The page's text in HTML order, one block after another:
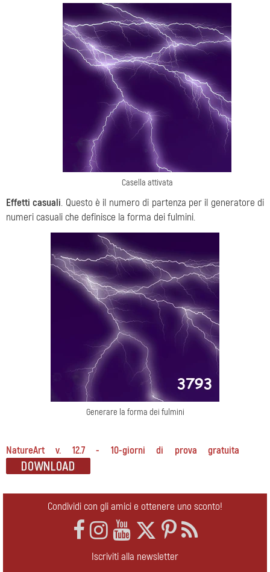
Casella attivata
Effetti casuali. Questo è il numero di partenza per il generatore di
numeri casuali che definisce la forma dei fulmini.
Generare la forma dei fulmini
NatureArt v. 12.7 - 10-giorni di prova gratuita
Condividi con gli amici e ottenere uno sconto!
Iscriviti alla newsletter